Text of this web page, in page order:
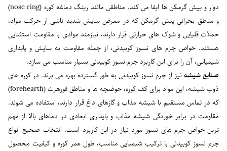
دوار و پیش گرمکن ها ایفا می کند. مناطقی مانند رینگ دماغه کوره (nose ring)
و مناطق بحرانی پیش گرمکن که در معرض سایش شدید ناشی از حرکت مواد،
حملات قلیایی و شوک های حرارتی قرار دارند، نیازمند موادی با مقاومت استثنایی
هستند. خواص جرم های نسوز کوبیدنی، از جمله مقاومت به سایش و پایداری
شیمیایی، آن را برای این کاربرد جرم نسوز کوبیدنی بسیار مناسب می سازد.
صنایع شیشه نیز از جرم نسوز کوبیدنی به طور گسترده بهره می برند. در کوره های
ذوب شیشه، این مواد برای کف کوره، حوضچه ها و مناطق فورهرث (forehearth)
که در تماس مستقیم با شیشه مذاب و گازهای داغ قرار دارند، استفاده می شوند.
مقاومت در برابر خوردگی شیشه مذاب و پایداری ابعادی در دماهای بالا از مهم
ترین خواص جرم های نسوز مورد نیاز در این کاربرد است. انتخاب صحیح انواع
جرم نسوز کوبیدنی با ترکیب شیمیایی مناسب، طول عمر کوره و کیفیت محصول